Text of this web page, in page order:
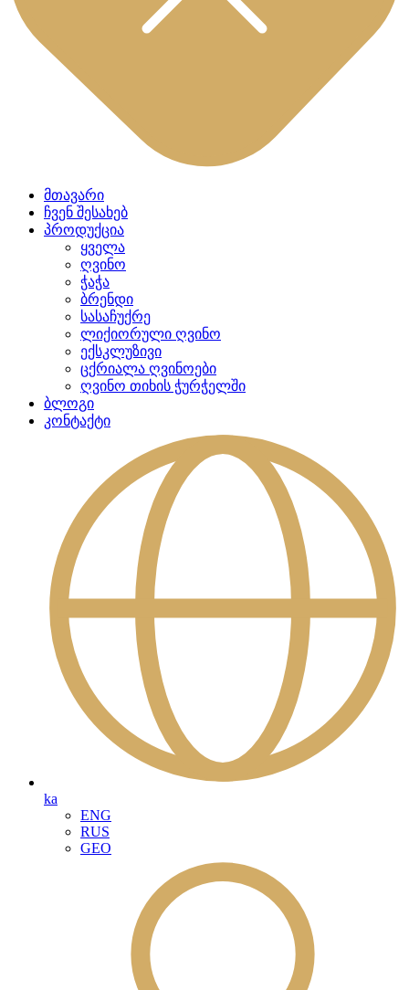
მთავარი
ჩვენ შესახებ
პროდუქცია
ყველა
ღვინო
ჭაჭა
ბრენდი
სასაჩუქრე
ლიქიორული ღვინო
ექსკლუზივი
ცქრიალა ღვინოები
ღვინო თიხის ჭურჭელში
ბლოგი
კონტაქტი
ka
ENG
RUS
GEO